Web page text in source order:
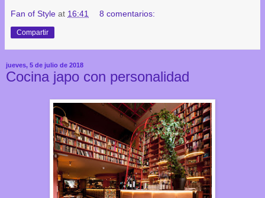
Fan of Style at 16:41 8 comentarios:
Compartir
jueves, 5 de julio de 2018
Cocina japo con personalidad